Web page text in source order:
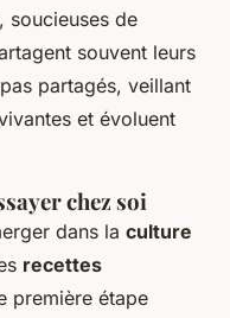
, soucieuses de
souvent leurs
partagés, veillant
et évoluent
chez soi
dans la culture
recettes
première étape